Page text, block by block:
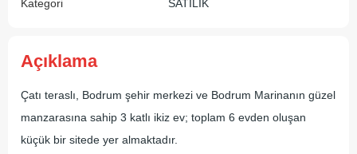
Kategori
SATILIK
Açıklama
Çatı teraslı, Bodrum şehir merkezi ve Bodrum Marinanın güzel
manzarasına sahip 3 katlı ikiz ev; toplam 6 evden oluşan
küçük bir sitede yer almaktadır.